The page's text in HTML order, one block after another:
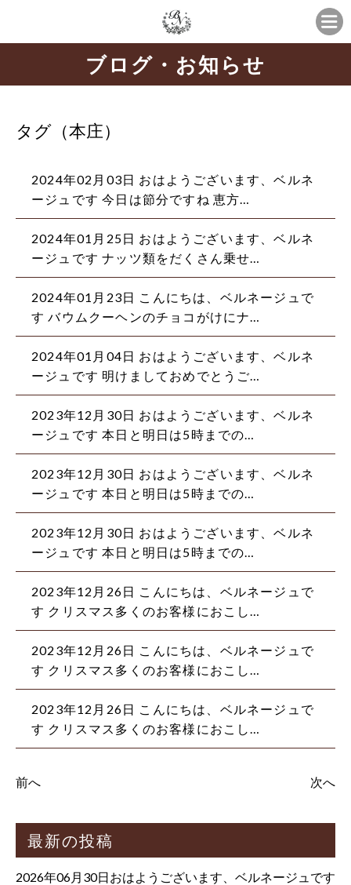
ブログ・お知らせ
タグ（本庄）
2024年02月03日 おはようございます、ベルネ
ージュです 今日は節分ですね 恵方…
2024年01月25日 おはようございます、ベルネ
ージュです ナッツ類をだくさん乗せ…
2024年01月23日 こんにちは、ベルネージュで
す バウムクーヘンのチョコがけにナ…
2024年01月04日 おはようございます、ベルネ
ージュです 明けましておめでとうご…
2023年12月30日 おはようございます、ベルネ
ージュです 本日と明日は5時までの…
2023年12月30日 おはようございます、ベルネ
ージュです 本日と明日は5時までの…
2023年12月30日 おはようございます、ベルネ
ージュです 本日と明日は5時までの…
2023年12月26日 こんにちは、ベルネージュで
す クリスマス多くのお客様におこし…
2023年12月26日 こんにちは、ベルネージュで
す クリスマス多くのお客様におこし…
2023年12月26日 こんにちは、ベルネージュで
す クリスマス多くのお客様におこし…
前へ 次へ
最新の投稿
2026年06月30日おはようございます、ベルネージュです